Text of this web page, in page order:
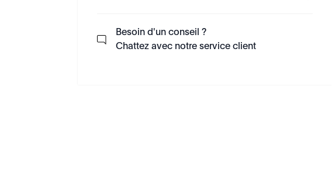
Besoin d'un conseil ?
Chattez avec notre service client